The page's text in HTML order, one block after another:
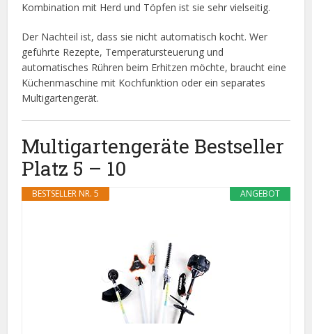
Kombination mit Herd und Töpfen ist sie sehr vielseitig.
Der Nachteil ist, dass sie nicht automatisch kocht. Wer
geführte Rezepte, Temperatursteuerung und
automatisches Rühren beim Erhitzen möchte, braucht eine
Küchenmaschine mit Kochfunktion oder ein separates
Multigartengerät.
Multigartengeräte Bestseller
Platz 5 – 10
ANGEBOT
BESTSELLER NR. 5